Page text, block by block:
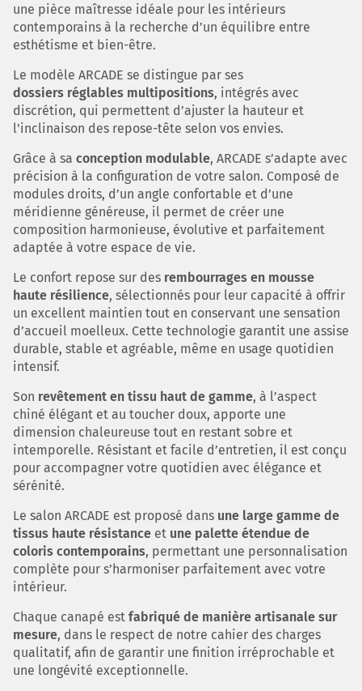
une pièce maîtresse idéale pour les intérieurs
contemporains à la recherche d’un équilibre entre
esthétisme et bien-être.
Le modèle ARCADE se distingue par ses
dossiers réglables multipositions, intégrés avec
discrétion, qui permettent d’ajuster la hauteur et
l'inclinaison des repose-tête selon vos envies.
Grâce à sa conception modulable, ARCADE s’adapte avec
précision à la configuration de votre salon. Composé de
modules droits, d’un angle confortable et d’une
méridienne généreuse, il permet de créer une
composition harmonieuse, évolutive et parfaitement
adaptée à votre espace de vie.
Le confort repose sur des rembourrages en mousse
haute résilience, sélectionnés pour leur capacité à offrir
un excellent maintien tout en conservant une sensation
d’accueil moelleux. Cette technologie garantit une assise
durable, stable et agréable, même en usage quotidien
intensif.
Son revêtement en tissu haut de gamme, à l’aspect
chiné élégant et au toucher doux, apporte une
dimension chaleureuse tout en restant sobre et
intemporelle. Résistant et facile d’entretien, il est conçu
pour accompagner votre quotidien avec élégance et
sérénité.
Le salon ARCADE est proposé dans une large gamme de
tissus haute résistance et une palette étendue de
coloris contemporains, permettant une personnalisation
complète pour s’harmoniser parfaitement avec votre
intérieur.
Chaque canapé est fabriqué de manière artisanale sur
mesure, dans le respect de notre cahier des charges
qualitatif, afin de garantir une finition irréprochable et
une longévité exceptionnelle.